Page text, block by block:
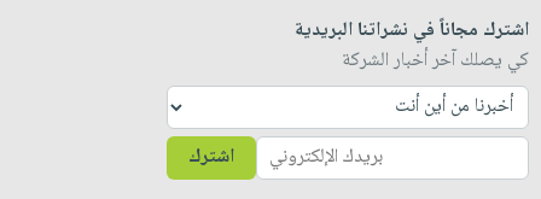
اشترك مجاناً في نشراتنا البريدية
كي يصلك آخر أخبار الشركة
اشترك